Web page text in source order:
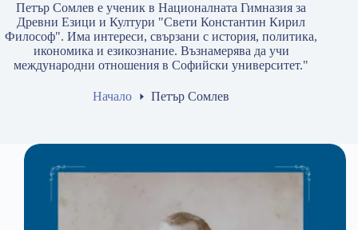
Петър Сомлев е ученик в Националната Гимназия за
Древни Езици и Култури "Свети Константин Кирил
Философ". Има интереси, свързани с история, политика,
икономика и езикознание. Възнамерява да учи
международни отношения в Софийски университет."
Начало Петър Сомлев